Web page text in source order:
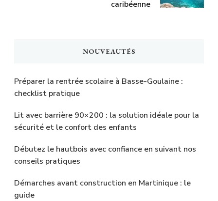
caribéenne
NOUVEAUTÉS
Préparer la rentrée scolaire à Basse-Goulaine :
checklist pratique
Lit avec barrière 90×200 : la solution idéale pour la
sécurité et le confort des enfants
Débutez le hautbois avec confiance en suivant nos
conseils pratiques
Démarches avant construction en Martinique : le
guide